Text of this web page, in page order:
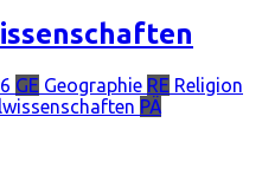
GE Geographie RE Religion
PÄ